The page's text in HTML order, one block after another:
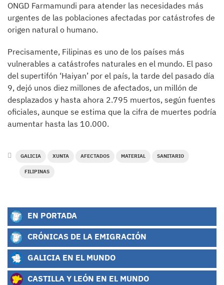
ONGD Farmamundi para atender las necesidades más
urgentes de las poblaciones afectadas por catástrofes de
origen natural o humano.
Precisamente, Filipinas es uno de los países más
vulnerables a catástrofes naturales en el mundo. El paso
del supertifón ‘Haiyan’ por el país, la tarde del pasado día
9, dejó unos diez millones de afectados, un millón de
desplazados y hasta ahora 2.795 muertos, según fuentes
oficiales, aunque se estima que la cifra de muertes podría
aumentar hasta las 10.000.
GALICIA XUNTA AFECTADOS MATERIAL SANITARIO
FILIPINAS
EN PORTADA
CRÓNICAS DE LA EMIGRACIÓN
GALICIA EN EL MUNDO
CASTILLA Y LEÓN EN EL MUNDO